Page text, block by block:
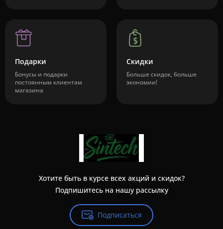
Подарки
Бонусы и подарки
постоянным клиентам
магазина
Скидки
Больше скидок, больше
экономии!
Хотите быть в курсе всех акций и скидок?
Подпишитесь на нашу рассылку
Подписаться